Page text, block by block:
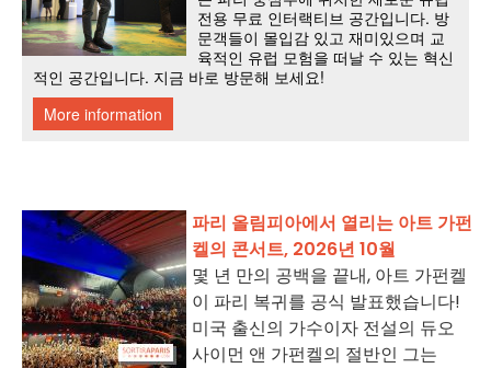
파리 올림피아에서 열리는 아트 가펀
켈의 콘서트, 2026년 10월
몇 년 만의 공백을 끝내, 아트 가펀켈
이 파리 복귀를 공식 발표했습니다!
미국 출신의 가수이자 전설의 듀오
사이먼 앤 가펀켈의 절반인 그는